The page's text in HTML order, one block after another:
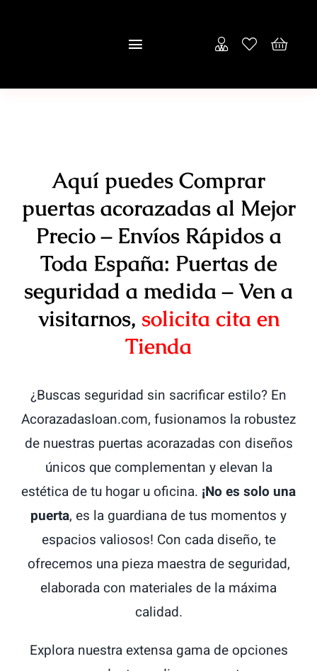
Toggle
Navigation
Puertas
Tienda
Contacto
Aquí puedes Comprar
puertas acorazadas al Mejor
Precio – Envíos Rápidos a
Toda España: Puertas de
seguridad a medida – Ven a
visitarnos, solicita cita en
Tienda
¿Buscas seguridad sin sacrificar estilo? En
AcorazadasIoan.com, fusionamos la robustez
de nuestras puertas acorazadas con diseños
únicos que complementan y elevan la
estética de tu hogar u oficina. ¡No es solo una
puerta, es la guardiana de tus momentos y
espacios valiosos! Con cada diseño, te
ofrecemos una pieza maestra de seguridad,
elaborada con materiales de la máxima
calidad.
Explora nuestra extensa gama de opciones